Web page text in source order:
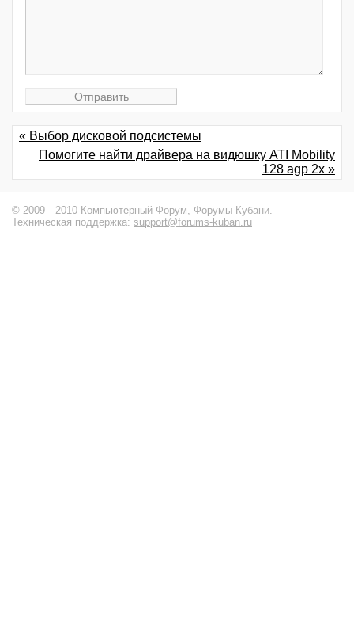
« Выбор дисковой подсистемы
Помогите найти драйвера на видюшку ATI Mobility
128 agp 2x »
© 2009—2010 Компьютерный Форум, Форумы Кубани.
Техническая поддержка: support@forums-kuban.ru